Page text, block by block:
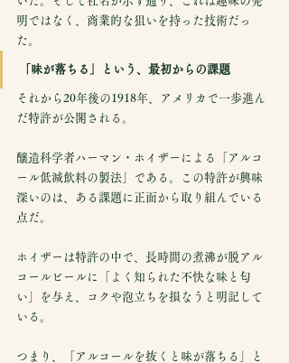
明ではなく、商業的な狙いを持った技術だっ
た。
「味が落ちる」という、最初からの課題
それから20年後の1918年、アメリカで一歩進ん
だ特許が公開される。
醸造科学者ハーマン・ホイザーによる「アルコ
ール低減飲料の製法」である。この特許が興味
深いのは、ある課題に正面から取り組んでいる
点だ。
ホイザーは特許の中で、長時間の煮沸が脱アル
コールビールに「よく知られた不快な味と匂
い」を与え、コクや泡立ちを損なうと明記して
いる。
つまり、「アルコールを抜くと味が落ちる」と